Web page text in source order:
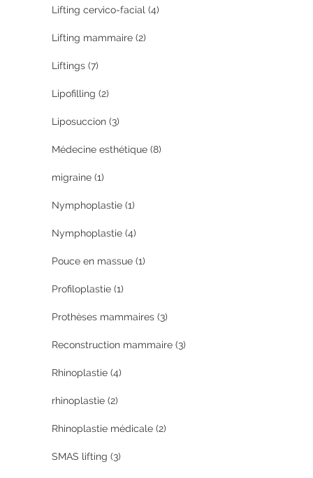
Lifting cervico-facial (4)
Lifting mammaire (2)
Liftings (7)
Lipofilling (2)
Liposuccion (3)
Médecine esthétique (8)
migraine (1)
Nymphoplastie (1)
Nymphoplastie (4)
Pouce en massue (1)
Profiloplastie (1)
Prothèses mammaires (3)
Reconstruction mammaire (3)
Rhinoplastie (4)
rhinoplastie (2)
Rhinoplastie médicale (2)
SMAS lifting (3)